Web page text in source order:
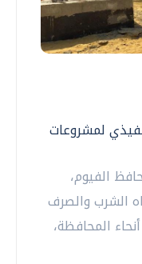
لمشروعات
الفيوم،
الشرب والصرف
المحافظة،